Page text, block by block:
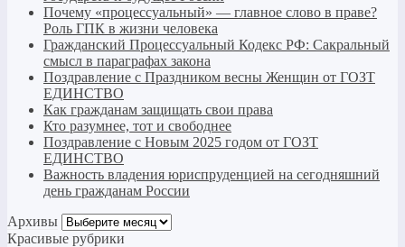
Почему «процессуальный» — главное слово в праве?
Роль ГПК в жизни человека
Гражданский Процессуальный Кодекс РФ: Сакральный
смысл в параграфах закона
Поздравление с Праздником весны Женщин от ГОЗТ
ЕДИНСТВО
Как гражданам защищать свои права
Кто разумнее, тот и свободнее
Поздравление с Новым 2025 годом от ГОЗТ
ЕДИНСТВО
Важность владения юриспруденцией на сегодняшний
день гражданам России
Архивы Архивы
Красивые рубрики